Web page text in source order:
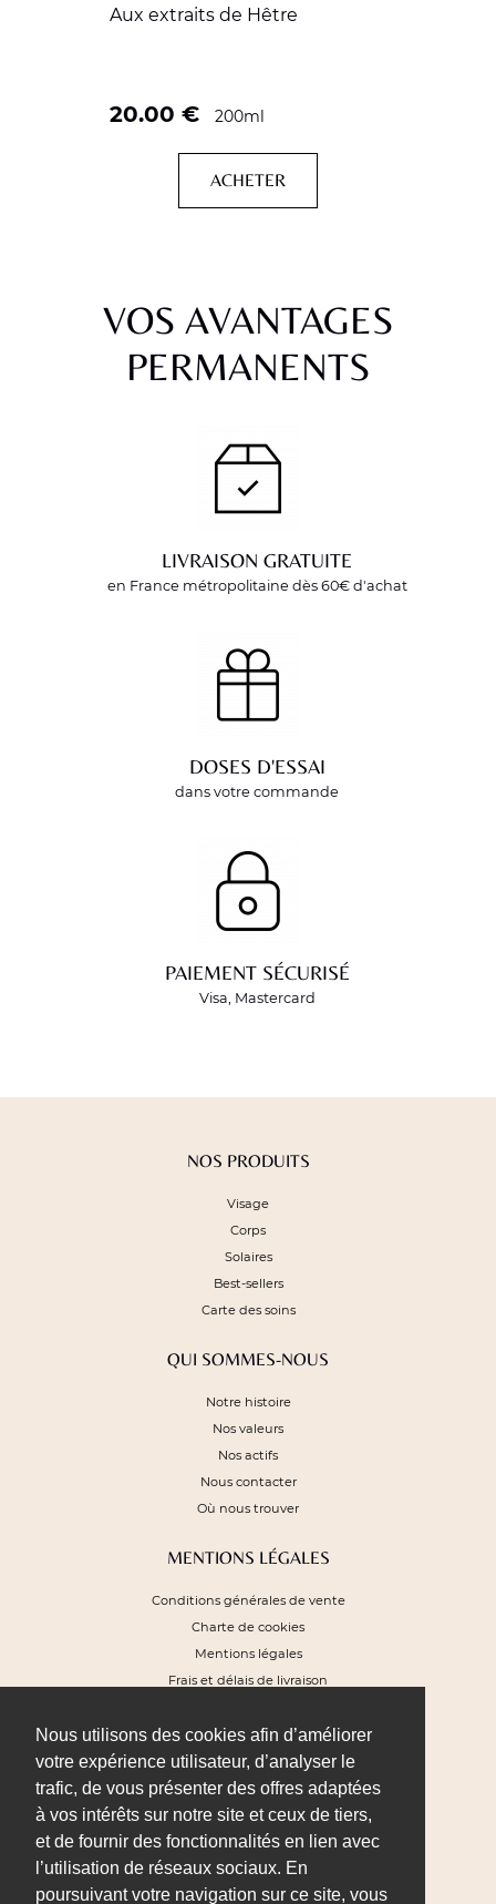
Nous utilisons des cookies afin d’améliorer
votre expérience utilisateur, d’analyser le
trafic, de vous présenter des offres adaptées
à vos intérêts sur notre site et ceux de tiers,
et de fournir des fonctionnalités en lien avec
l’utilisation de réseaux sociaux. En
poursuivant votre navigation sur ce site, vous
Aux extraits de Hêtre
20.00 € 200ml
ACHETER
VOS AVANTAGES
PERMANENTS
LIVRAISON GRATUITE
en France métropolitaine dès 60€ d'achat
DOSES D'ESSAI
dans votre commande
PAIEMENT SÉCURISÉ
Visa, Mastercard
NOS PRODUITS
Visage
Corps
Solaires
Best-sellers
Carte des soins
QUI SOMMES-NOUS
Notre histoire
Nos valeurs
Nos actifs
Nous contacter
Où nous trouver
MENTIONS LÉGALES
Conditions générales de vente
Charte de cookies
Mentions légales
Frais et délais de livraison
NEWSLETTER
Pour recevoir nos offres exclusives et
profiter de 10% de remise sur votre
prochaine commande